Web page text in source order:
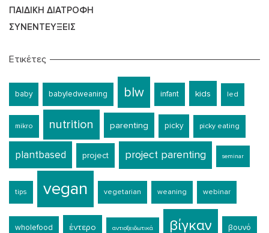
ΠΑΙΔΙΚΉ ΔΙΑΤΡΟΦΉ
ΣΥΝΕΝΤΕΎΞΕΙΣ
Ετικέτες
baby babyledweaning blw infant kids led
mikro nutrition parenting picky picky eating
plantbased project project parenting seminar
tips vegan vegetarian weaning webinar
wholefood έντερο αντιοξειδωτικά βίγκαν βουνό